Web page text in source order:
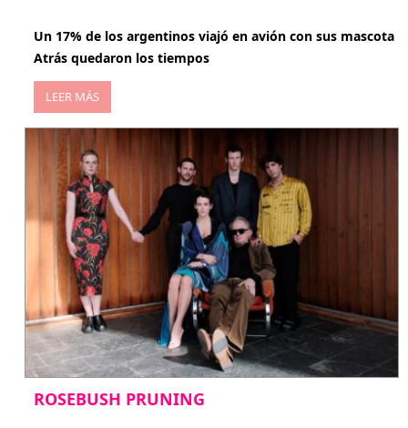
Un 17% de los argentinos viajó en avión con sus mascota
Atrás quedaron los tiempos
LEER MÁS
ROSEBUSH PRUNING